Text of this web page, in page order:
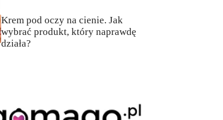
Krem pod oczy na cienie. Jak
wybrać produkt, który naprawdę
działa?